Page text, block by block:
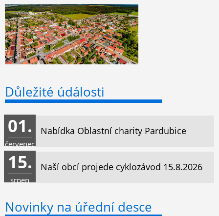
Důležité údálosti
Nabídka Oblastní charity Pardubice
01.
červenec
Naší obcí projede cyklozávod 15.8.2026
15.
srpen
Novinky na úřední desce